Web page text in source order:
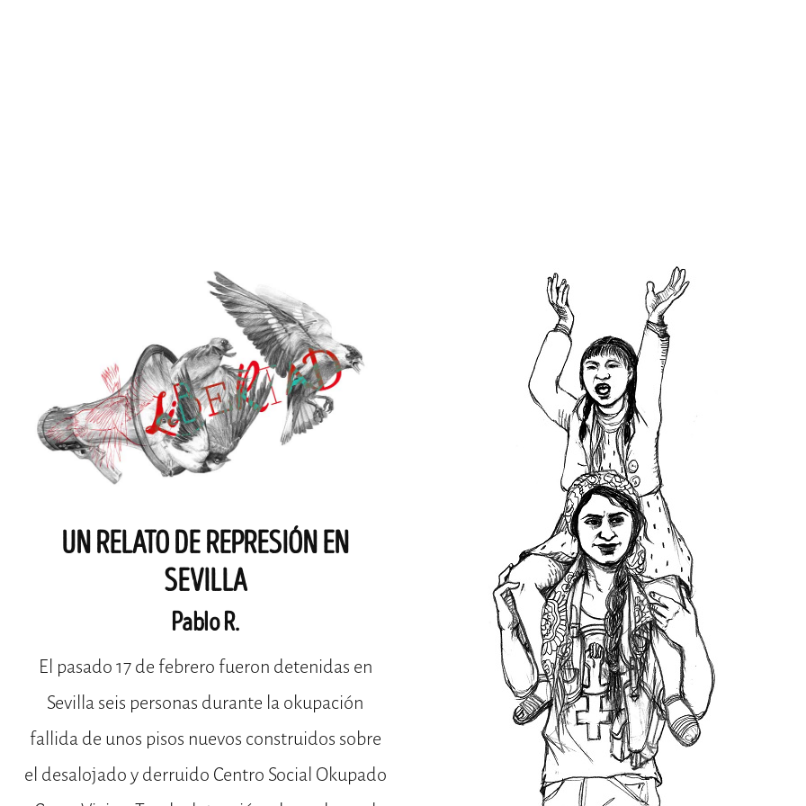
UN RELATO DE REPRESIÓN EN
SEVILLA
Pablo R.
El pasado 17 de febrero fueron detenidas en
Sevilla seis personas durante la okupación
fallida de unos pisos nuevos construidos sobre
el desalojado y derruido Centro Social Okupado